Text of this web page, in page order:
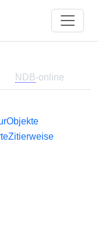
NDB-online
Objekte
Zitierweise